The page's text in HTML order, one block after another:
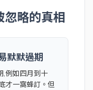
忽略的真相
默默過期
,例如四月到十
才一窩蜂訂。但